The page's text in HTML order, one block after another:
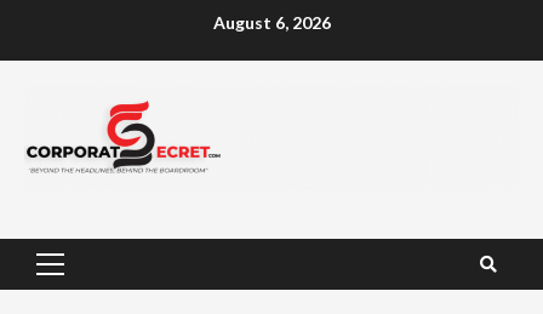
August 6, 2026
Primary